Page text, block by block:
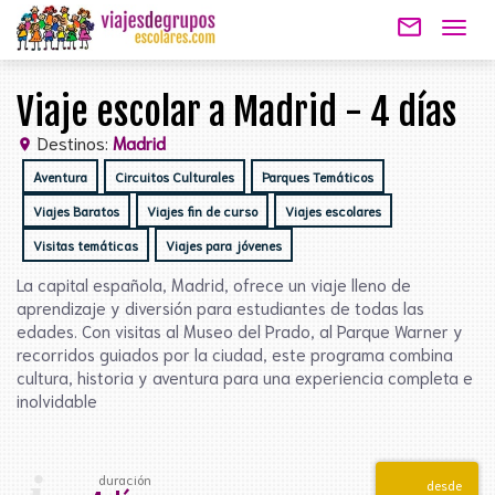
mail_outline
Viaje escolar a Madrid - 4 días
location_on Destinos: Madrid
Aventura Circuitos Culturales Parques Temáticos
Viajes Baratos Viajes fin de curso Viajes escolares
Visitas temáticas Viajes para jóvenes
La capital española, Madrid, ofrece un viaje lleno de
aprendizaje y diversión para estudiantes de todas las
edades. Con visitas al Museo del Prado, al Parque Warner y
recorridos guiados por la ciudad, este programa combina
cultura, historia y aventura para una experiencia completa e
inolvidable
duración desde